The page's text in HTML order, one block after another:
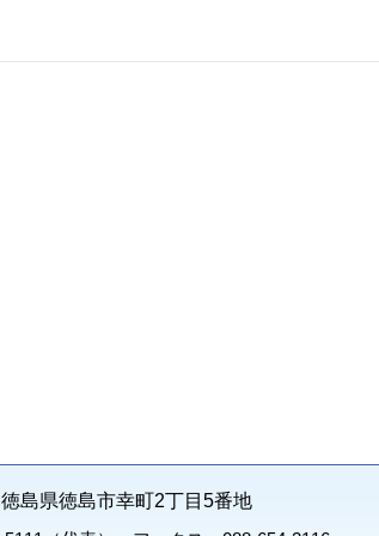
島県徳島市幸町2丁目5番地